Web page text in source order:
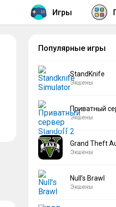
Игры
Популярные игры
StandKnife
Экшены
Экшены
Экшены
Null’s Brawl
Экшены